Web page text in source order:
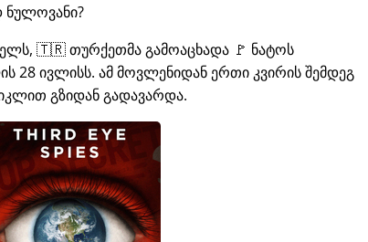
ნულოვანი?
🇹🇷 თურქეთმა გამოაცხადა 🚩 ნატოს
28 ივლისს. ამ მოვლენიდან ერთი კვირის შემდეგ
გზიდან გადავარდა.